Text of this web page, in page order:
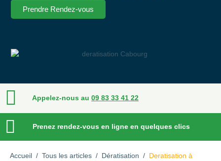
Prendre Rendez-vous
Appelez-nous au 09 83 33 41 22
Prenez rendez-vous en ligne en quelques clics
Accueil / Tous les articles / Dératisation / Deratisation à